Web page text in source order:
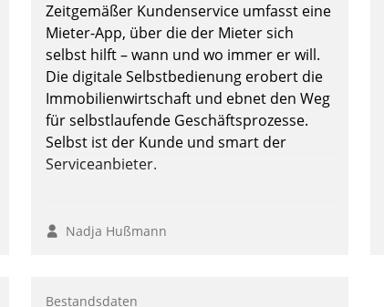
Zeitgemäßer Kundenservice umfasst eine
Mieter-App, über die der Mieter sich
selbst hilft – wann und wo immer er will.
Die digitale Selbstbedienung erobert die
Immobilienwirtschaft und ebnet den Weg
für selbstlaufende Geschäftsprozesse.
Selbst ist der Kunde und smart der
Serviceanbieter.
Nadja Hußmann
Bestandsdaten